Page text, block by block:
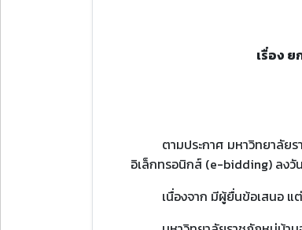
เรื่อง
ตามประกาศ มหาวิทยาลัย
อิเล็กทรอนิกส์ (e-bidding) ลงวั
เนื่องจาก มีผู้ยื่นข้อเสนอ แ